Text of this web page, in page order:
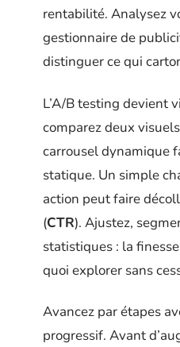
rentabilité. Analysez
gestionnaire de
distinguer ce qui
L’A/B testing devient
comparez deux
carrousel dynamique
statique. Un simple
action peut faire
(CTR). Ajustez,
statistiques : la
quoi explorer sans
Avancez par étapes
progressif. Avant